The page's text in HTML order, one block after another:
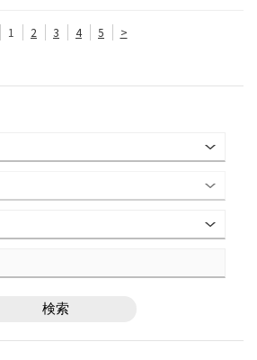
1 2 3 4 5 >